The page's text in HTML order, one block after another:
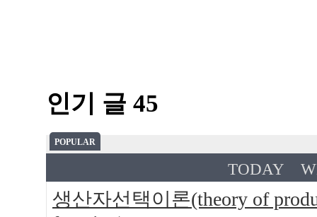
인기 글 45
POPULAR
TODAY
생산자선택이론(theory of